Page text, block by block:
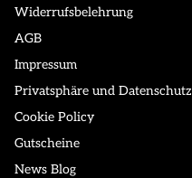
Widerrufsbelehrung
AGB
Impressum
Privatsphäre und Datenschutz
Cookie Policy
Gutscheine
News Blog